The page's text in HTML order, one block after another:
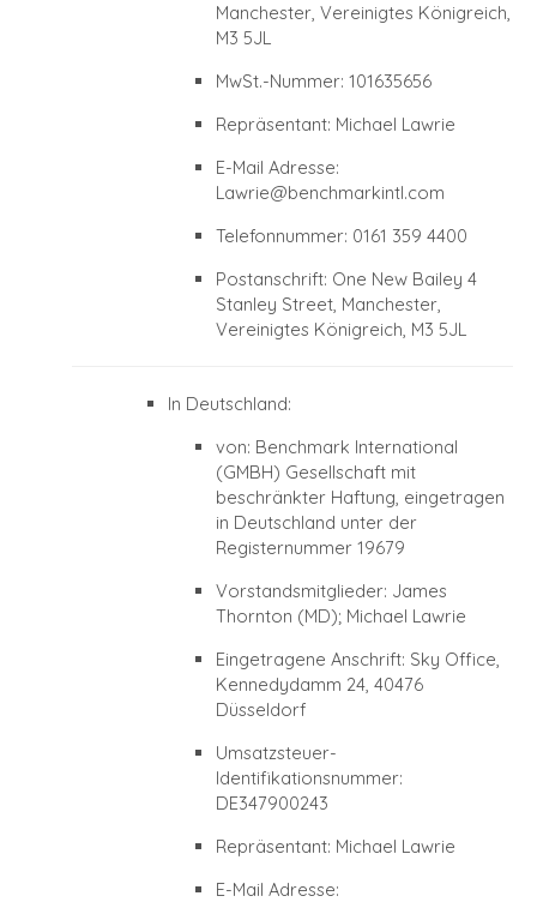
Manchester, Vereinigtes Königreich,
M3 5JL
MwSt.-Nummer: 101635656
Repräsentant: Michael Lawrie
E-Mail Adresse:
Lawrie@benchmarkintl.com
Telefonnummer: 0161 359 4400
Postanschrift: One New Bailey 4
Stanley Street, Manchester,
Vereinigtes Königreich, M3 5JL
In Deutschland:
von: Benchmark International
(GMBH) Gesellschaft mit
beschränkter Haftung, eingetragen
in Deutschland unter der
Registernummer 19679
Vorstandsmitglieder: James
Thornton (MD); Michael Lawrie
Eingetragene Anschrift: Sky Office,
Kennedydamm 24, 40476
Düsseldorf
Umsatzsteuer-
Identifikationsnummer:
DE347900243
Repräsentant: Michael Lawrie
E-Mail Adresse: